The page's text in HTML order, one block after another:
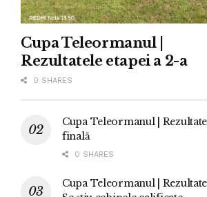
Cupa Teleormanul |
Rezultatele etapei a 2-a
0 SHARES
Cupa Teleormanul |
finală
0 SHARES
Cupa Teleormanul |